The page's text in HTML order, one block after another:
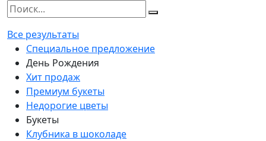
Все результаты
Специальное предложение
День Рождения
Хит продаж
Премиум букеты
Недорогие цветы
Букеты
Клубника в шоколаде